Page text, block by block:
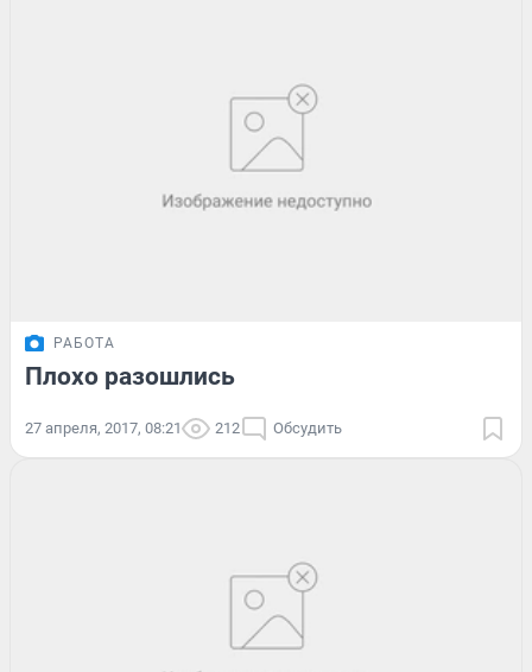
РАБОТА
Плохо разошлись
27 апреля, 2017, 08:21 212 Обсудить